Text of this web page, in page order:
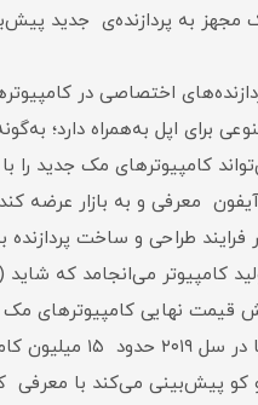
به پردازنده‌ی جدید
اختصاصی در
برای اپل به‌همراه دارد؛
کامپیوترهای مک جدید را
معرفی و به بازار عرضه
فرایند طراحی و ساخت
کامپیوتر می‌انجامد که شاید
نهایی کامپیوترهای مک
کوپرتینویی‌ها در سل
کو پیش‌بینی می‌کند با معرفی